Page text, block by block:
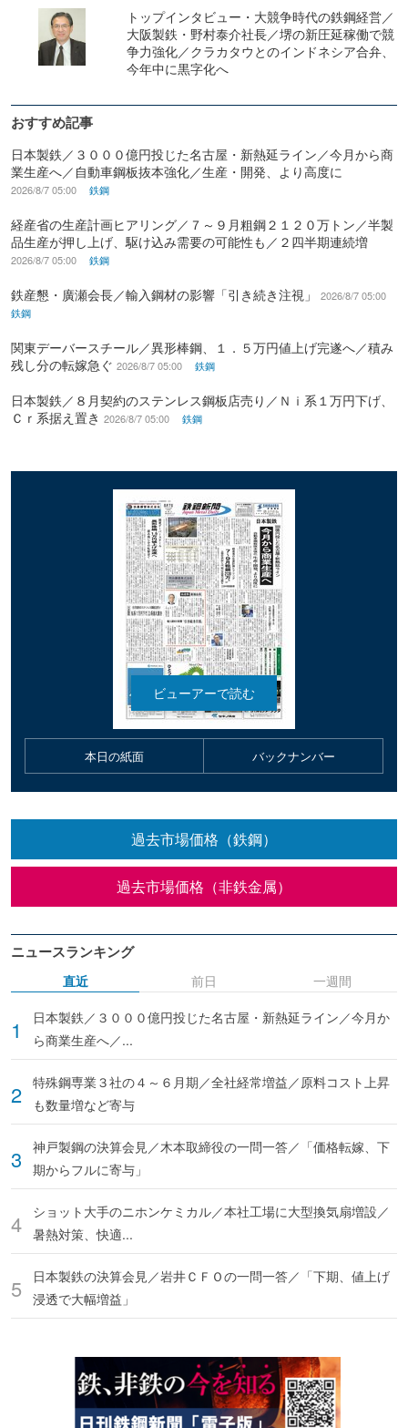
トップインタビュー・大競争時代の鉄鋼経営／
大阪製鉄・野村泰介社長／堺の新圧延稼働で競
争力強化／クラカタウとのインドネシア合弁、
今年中に黒字化へ
おすすめ記事
日本製鉄／３０００億円投じた名古屋・新熱延ライン／今月から商
業生産へ／自動車鋼板抜本強化／生産・開発、より高度に
2026/8/7 05:00 鉄鋼
経産省の生産計画ヒアリング／７～９月粗鋼２１２０万トン／半製
品生産が押し上げ、駆け込み需要の可能性も／２四半期連続増
2026/8/7 05:00 鉄鋼
鉄産懇・廣瀬会長／輸入鋼材の影響「引き続き注視」
2026/8/7 05:00
鉄鋼
関東デーバースチール／異形棒鋼、１．５万円値上げ完遂へ／積み
残し分の転嫁急ぐ 2026/8/7 05:00 鉄鋼
日本製鉄／８月契約のステンレス鋼板店売り／Ｎｉ系１万円下げ、
Ｃｒ系据え置き 2026/8/7 05:00 鉄鋼
本日の紙面 バックナンバー
過去市場価格（鉄鋼）
過去市場価格（非鉄金属）
ニュースランキング
直近
日本製鉄／３０００億円投じた名古屋・新熱延ライン／今月か
ら商業生産へ／...
特殊鋼専業３社の４～６月期／全社経常増益／原料コスト上昇
も数量増など寄与
神戸製鋼の決算会見／木本取締役の一問一答／「価格転嫁、下
期からフルに寄与」
ショット大手のニホンケミカル／本社工場に大型換気扇増設／
暑熱対策、快適...
日本製鉄の決算会見／岩井ＣＦＯの一問一答／「下期、値上げ
浸透で大幅増益」
前日 一週間